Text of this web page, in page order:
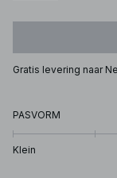
Gratis levering naar
PASVORM
Klein